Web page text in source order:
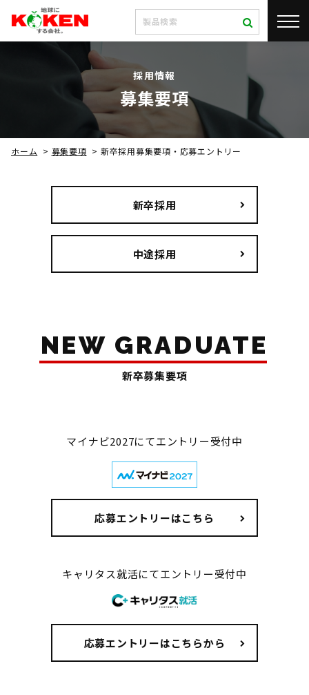
採用情報
募集要項
ホーム > 募集要項 > 新卒採用募集要項・応募エントリー
新卒採用
中途採用
NEW GRADUATE
新卒募集要項
マイナビ2027にてエントリー受付中
応募エントリーはこちら
キャリタス就活にてエントリー受付中
応募エントリーはこちらから